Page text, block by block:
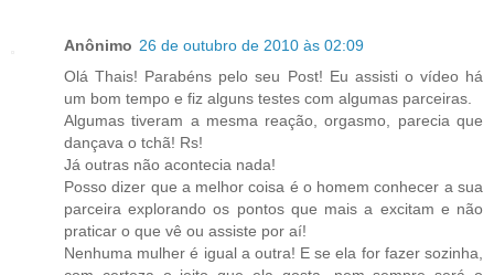
Anônimo 26 de outubro de 2010 às 02:09
Olá Thais! Parabéns pelo seu Post! Eu assisti o vídeo há
um bom tempo e fiz alguns testes com algumas parceiras.
Algumas tiveram a mesma reação, orgasmo, parecia que
dançava o tchã! Rs!
Já outras não acontecia nada!
Posso dizer que a melhor coisa é o homem conhecer a sua
parceira explorando os pontos que mais a excitam e não
praticar o que vê ou assiste por aí!
Nenhuma mulher é igual a outra! E se ela for fazer sozinha,